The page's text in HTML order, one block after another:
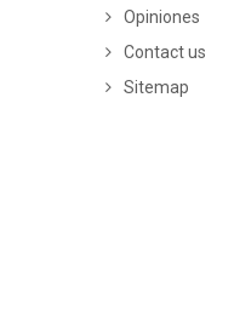
Opiniones
Contact us
Sitemap